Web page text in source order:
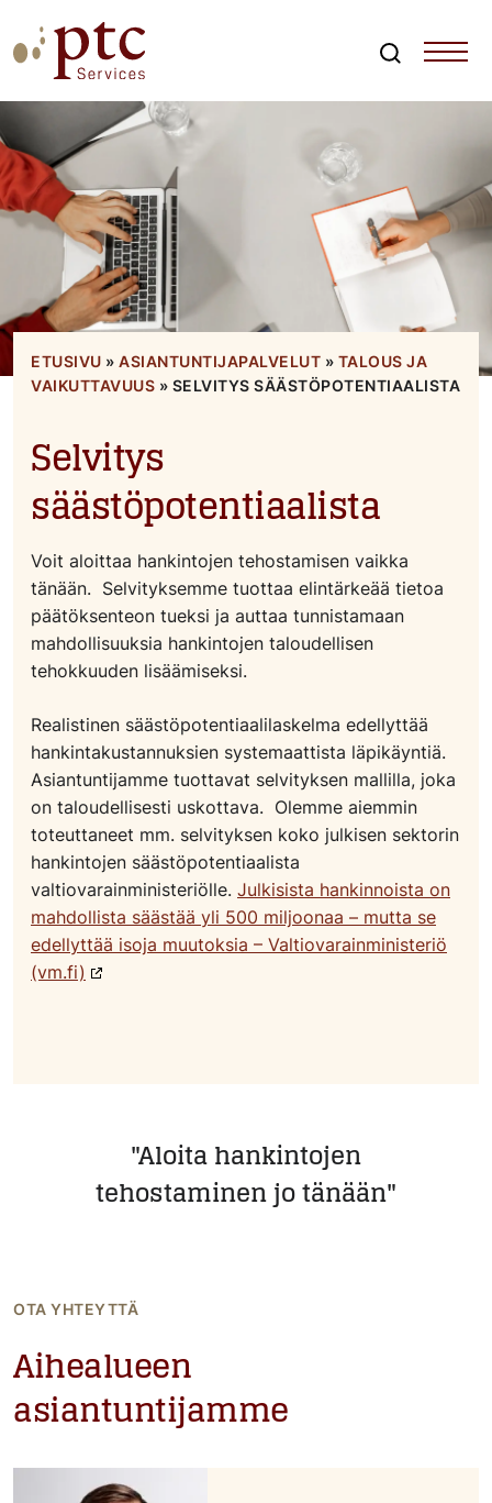
to
content
ETUSIVU » ASIANTUNTIJAPALVELUT » TALOUS JA
VAIKUTTAVUUS » SELVITYS SÄÄSTÖPOTENTIAALISTA
Selvitys
säästöpotentiaalista
Voit aloittaa hankintojen tehostamisen vaikka
tänään. Selvityksemme tuottaa elintärkeää tietoa
päätöksenteon tueksi ja auttaa tunnistamaan
mahdollisuuksia hankintojen taloudellisen
tehokkuuden lisäämiseksi.
Realistinen säästöpotentiaalilaskelma edellyttää
hankintakustannuksien systemaattista läpikäyntiä.
Asiantuntijamme tuottavat selvityksen mallilla, joka
on taloudellisesti uskottava. Olemme aiemmin
toteuttaneet mm. selvityksen koko julkisen sektorin
hankintojen säästöpotentiaalista
valtiovarainministeriölle. Julkisista hankinnoista on
mahdollista säästää yli 500 miljoonaa – mutta se
edellyttää isoja muutoksia – Valtiovarainministeriö
(vm.fi)
"Aloita hankintojen
tehostaminen jo tänään"
OTA YHTEYTTÄ
Aihealueen
asiantuntijamme